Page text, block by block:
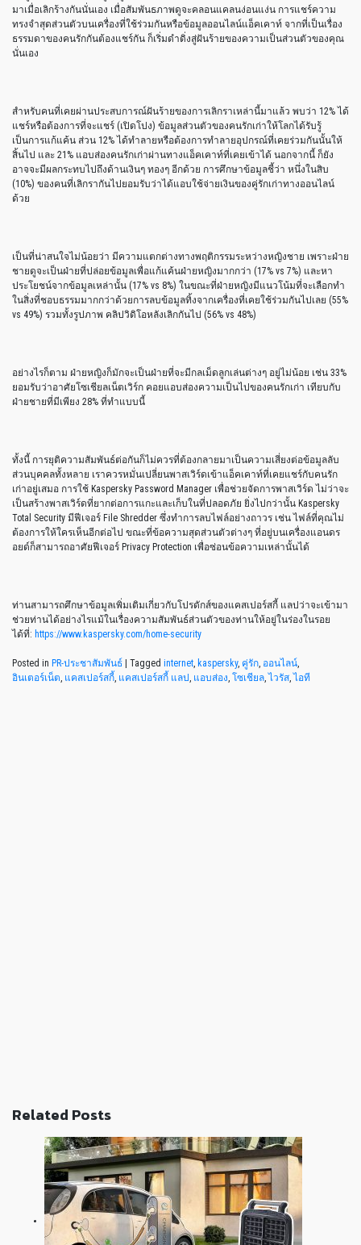
มาเมื่อเลิกร้างกันนั่นเอง เมื่อสัมพันธภาพดูจะคลอนแคลนง่อนแง่น การแชร์ความ
ทรงจำสุดส่วนตัวบนเครื่องที่ใช้ร่วมกันหรือข้อมูลออนไลน์แอ็คเคาท์ จากที่เป็นเรื่อง
ธรรมดาของคนรักกันต้องแชร์กัน ก็เริ่มดำดิ่งสู่ฝันร้ายของความเป็นส่วนตัวของคุณ
นั่นเอง
สำหรับคนที่เคยผ่านประสบการณ์ฝันร้ายของการเลิกราเหล่านี้มาแล้ว พบว่า 12% ได้
แชร์หรือต้องการที่จะแชร์ (เปิดโปง) ข้อมูลส่วนตัวของคนรักเก่าให้โลกได้รับรู้
เป็นการแก้แค้น ส่วน 12% ได้ทำลายหรือต้องการทำลายอุปกรณ์ที่เคยร่วมกันนั้นให้
สิ้นไป และ 21% แอบส่องคนรักเก่าผ่านทางแอ็คเคาท์ที่เคยเข้าได้ นอกจากนี้ ก็ยัง
อาจจะมีผลกระทบไปถึงด้านเงินๆ ทองๆ อีกด้วย การศึกษาข้อมูลชี้ว่า หนึ่งในสิบ
(10%) ของคนที่เลิกรากันไปยอมรับว่าได้แอบใช้จ่ายเงินของคู่รักเก่าทางออนไลน์
ด้วย
เป็นที่น่าสนใจไม่น้อยว่า มีความแตกต่างทางพฤติกรรมระหว่างหญิงชาย เพราะฝ่าย
ชายดูจะเป็นฝ่ายที่ปล่อยข้อมูลเพื่อแก้แค้นฝ่ายหญิงมากกว่า (17% vs 7%) และหา
ประโยชน์จากข้อมูลเหล่านั้น (17% vs 8%) ในขณะที่ฝ่ายหญิงมีแนวโน้มที่จะเลือกทำ
ในสิ่งที่ชอบธรรมมากกว่าด้วยการลบข้อมูลทิ้งจากเครื่องที่เคยใช้ร่วมกันไปเลย (55%
vs 49%) รวมทั้งรูปภาพ คลิปวิดิโอหลังเลิกกันไป (56% vs 48%)
อย่างไรก็ตาม ฝ่ายหญิงก็มักจะเป็นฝ่ายที่จะมีกลเม็ดลูกเล่นต่างๆ อยู่ไม่น้อย เช่น 33%
ยอมรับว่าอาศัยโซเชียลเน็ตเวิร์ก คอยแอบส่องความเป็นไปของคนรักเก่า เทียบกับ
ฝ่ายชายที่มีเพียง 28% ที่ทำแบบนี้
ทั้งนี้ การยุติความสัมพันธ์ต่อกันก็ไม่ควรที่ต้องกลายมาเป็นความเสี่ยงต่อข้อมูลลับ
ส่วนบุคคลทั้งหลาย เราควรหมั่นเปลี่ยนพาสเวิร์ดเข้าแอ็คเคาท์ที่เคยแชร์กับคนรัก
เก่าอยู่เสมอ การใช้ Kaspersky Password Manager เพื่อช่วยจัดการพาสเวิร์ด ไม่ว่าจะ
เป็นสร้างพาสเวิร์ดที่ยากต่อการแกะและเก็บในที่ปลอดภัย ยิ่งไปกว่านั้น Kaspersky
Total Security มีฟีเจอร์ File Shredder ซึ่งทำการลบไฟล์อย่างถาวร เช่น ไฟล์ที่คุณไม่
ต้องการให้ใครเห็นอีกต่อไป ขณะที่ข้อความสุดส่วนตัวต่างๆ ที่อยู่บนเครื่องแอนดร
อยด์ก็สามารถอาศัยฟีเจอร์ Privacy Protection เพื่อซ่อนข้อความเหล่านั้นได้
ท่านสามารถศึกษาข้อมูลเพิ่มเติมเกี่ยวกับโปรดักส์ของแคสเปอร์สกี้ แลปว่าจะเข้ามา
ช่วยท่านได้อย่างไรแม้ในเรื่องความสัมพันธ์ส่วนตัวของท่านให้อยู่ในร่องในรอย
ได้ที่: https://www.kaspersky.com/home-security
Posted in PR-ประชาสัมพันธ์ | Tagged internet kaspersky, คู่รัก ออนไลน์
อินเตอร์เน็ต แคสเปอร์สกี้ แคสเปอร์สกี้ แลป แอบส่อง โซเชียล ,ไวรัส ,ไอที
Related Posts